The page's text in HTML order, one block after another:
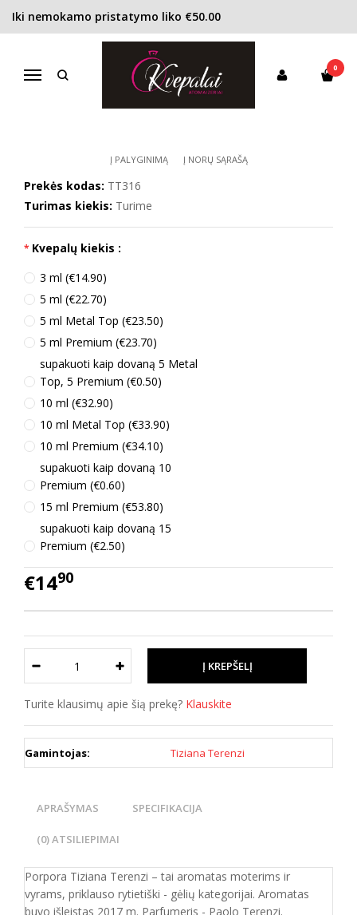
Iki nemokamo pristatymo liko €50.00
Navigacija
0
Pagrindinis KONCENTRACIJA
Kvepalų ekstraktas (Extrait)
TIZIANA TERENZI Porpora Extrait de parfum unisex
TIZIANA TERENZI PORPORA
EXTRAIT DE PARFUM UNISEX
Į PALYGINIMĄ Į NORŲ SĄRAŠĄ
Prekės kodas: TT316
Turimas kiekis: Turime
Kvepalų kiekis :
3 ml (€14.90)
5 ml (€22.70)
5 ml Metal Top (€23.50)
5 ml Premium (€23.70)
supakuoti kaip dovaną 5 Metal
Top, 5 Premium (€0.50)
10 ml (€32.90)
10 ml Metal Top (€33.90)
10 ml Premium (€34.10)
supakuoti kaip dovaną 10
Premium (€0.60)
15 ml Premium (€53.80)
supakuoti kaip dovaną 15
Premium (€2.50)
€1490
Turite klausimų apie šią prekę? Klauskite
Gamintojas: Tiziana Terenzi
APRAŠYMAS SPECIFIKACIJA
(0) ATSILIEPIMAI
Porpora Tiziana Terenzi – tai aromatas moterims ir
vyrams, priklauso rytietiški - gėlių kategorijai. Aromatas
buvo išleistas 2017 m. Parfumeris - Paolo Terenzi.